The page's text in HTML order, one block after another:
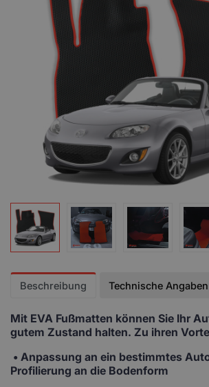
Beschreibung Technische Angaben
Mit EVA Fußmatten können Sie Ihr
gutem Zustand halten. Zu ihren
• Anpassung an ein bestimmtes
Profilierung an die Bodenform